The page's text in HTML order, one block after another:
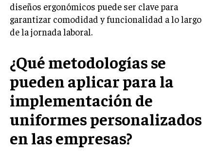
ALIANZAS ESTRATÉGICAS
TECNOLOGIA
GESTIÓN DE LA INNOVACIÓN TECNOLÓGICA
TRANSFORMACIÓN DIGITAL
ANALÍTICA EMPRESARIAL Y BUSINESS
INTELLIGENCE
CIBERSEGURIDAD EMPRESARIAL
ESTRATEGIA
diseños ergonómicos puede ser clave para
garantizar comodidad y funcionalidad a lo largo
de la jornada laboral.
¿Qué metodologías se
pueden aplicar para la
implementación de
uniformes personalizados
en las empresas?